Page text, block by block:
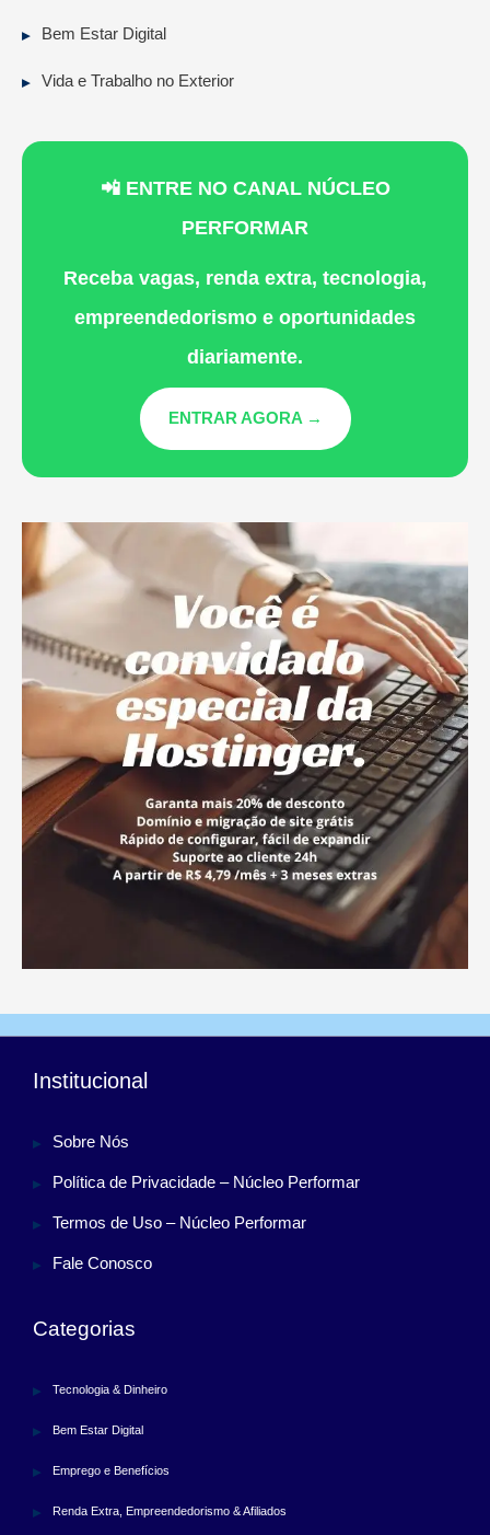
Bem Estar Digital
Vida e Trabalho no Exterior
📲 ENTRE NO CANAL NÚCLEO
PERFORMAR
Receba vagas, renda extra, tecnologia,
empreendedorismo e oportunidades
diariamente.
ENTRAR AGORA →
Institucional
Sobre Nós
Política de Privacidade – Núcleo Performar
Termos de Uso – Núcleo Performar
Fale Conosco
Categorias
Tecnologia & Dinheiro
Bem Estar Digital
Emprego e Benefícios
Renda Extra, Empreendedorismo & Afiliados